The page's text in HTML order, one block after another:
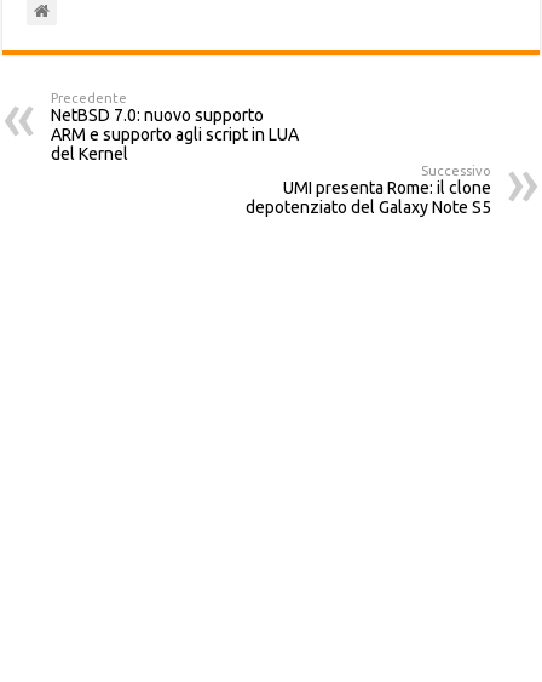
Precedente
NetBSD 7.0: nuovo supporto
ARM e supporto agli script in LUA
del Kernel
Successivo
UMI presenta Rome: il clone
depotenziato del Galaxy Note S5